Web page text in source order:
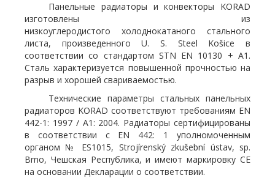
Панельные радиаторы и конвекторы KORAD
изготовлены из
низкоуглеродистого холоднокатаного стального
листа, произведенного U. S. Steel Košice в
соответствии со стандартом STN EN 10130 + A1.
Сталь характеризуется повышенной прочностью на
разрыв и хорошей свариваемостью.
Технические параметры стальных панельных
радиаторов KORAD соответствуют требованиям EN
442-1: 1997 / A1: 2004. Радиаторы сертифицированы
в соответствии с EN 442: 1 уполномоченным
органом № ES1015, Strojírenský zkušební ústav, sp.
Brno, Чешская Республика, и имеют маркировку CE
на основании Декларации о соответствии.